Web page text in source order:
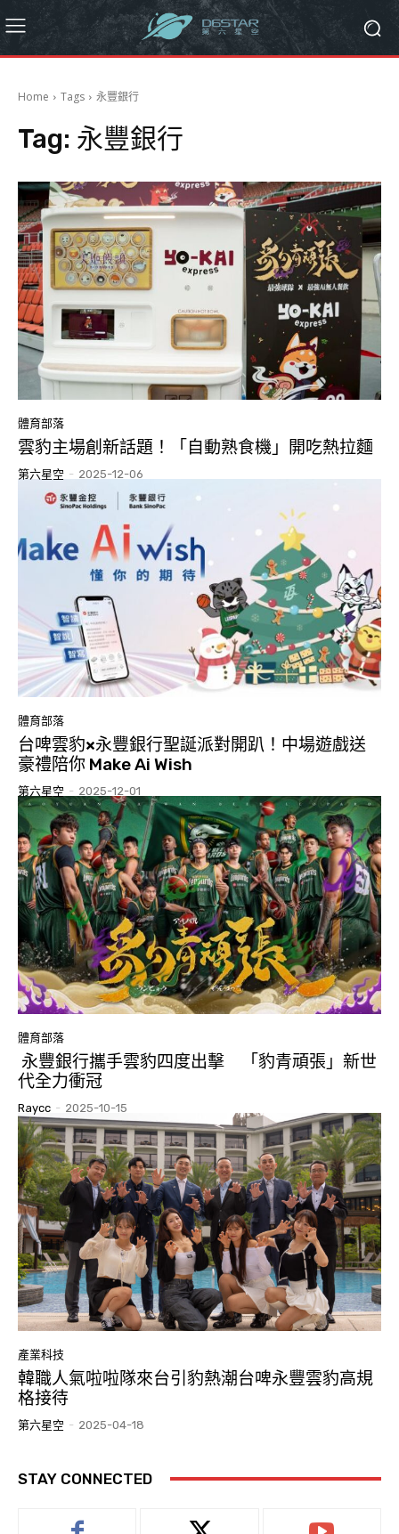
Home Tags 永豐銀行
Tag: 永豐銀行
體育部落
雲豹主場創新話題！「自動熟食機」開吃熱拉麵
第六星空 - 2025-12-06
體育部落
台啤雲豹×永豐銀行聖誕派對開趴！中場遊戲送
豪禮陪你 Make Ai Wish
第六星空 - 2025-12-01
體育部落
永豐銀行攜手雲豹四度出擊 「豹青頑張」新世
代全力衝冠
Raycc - 2025-10-15
產業科技
韓職人氣啦啦隊來台引豹熱潮台啤永豐雲豹高規
格接待
第六星空 - 2025-04-18
STAY CONNECTED